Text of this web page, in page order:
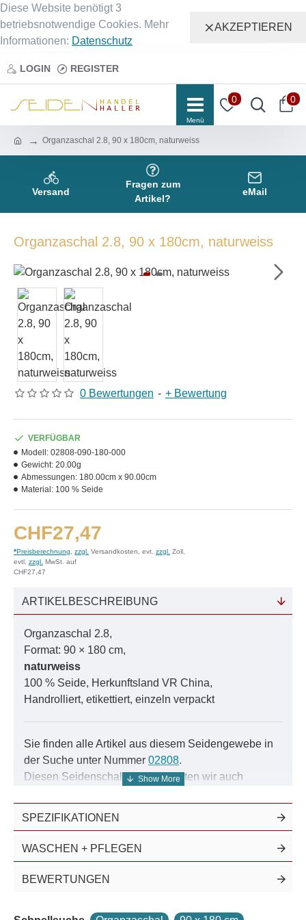
Diese Website benötigt 3
betriebsnotwendige Cookies. Mehr
Informationen: Datenschutz
AKZEPTIEREN
LOGIN REGISTER
0 0
Organzaschal 2.8, 90 x 180cm, naturweiss
Versand
Fragen zum
Artikel?
eMail
Organzaschal 2.8, 90 x 180cm, naturweiss
0 Bewertungen - + Bewertung
CHF27,47
*Preisberechnung zzgl. Versandkosten, evt. zzgl. Zoll,
evtl. zzgl. MwSt. auf
CHF27,47
VERFÜGBAR
Modell: 02808-090-180-000
Gewicht: 20.00g
Abmessungen: 180.00cm x 90.00cm
Material: 100 % Seide
ARTIKELBESCHREIBUNG
Organzaschal 2.8,
Format: 90 × 180 cm,
naturweiss
100 % Seide, Herkunftsland VR China,
Handrolliert, etikettiert, einzeln verpackt
Sie finden alle Artikel aus diesem Seidengewebe in
der Suche unter Nummer 02808.
Diesen Seidenschal Organza bieten wir auch
Viele stilbewusste Frauen haben eine Vorliebe für
entwickelt.
Ein Organzaschal sind nicht nur modische
SPEZIFIKATIONEN
WASCHEN + PFLEGEN
BEWERTUNGEN